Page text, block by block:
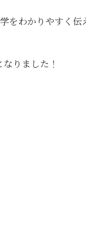
をわかりやすく伝
りました！